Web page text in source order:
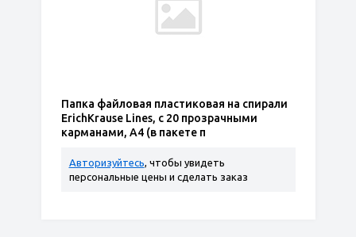
Папка файловая пластиковая на спирали
ErichKrause Lines, с 20 прозрачными
карманами, A4 (в пакете п
Авторизуйтесь, чтобы увидеть
персональные цены и сделать заказ